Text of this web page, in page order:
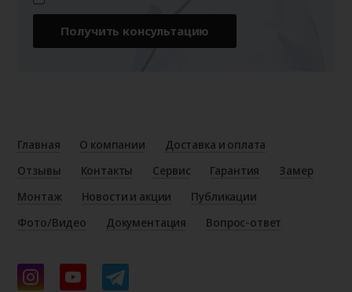
Получить консультацию
Главная О компании
Доставка и оплата
Отзывы
Контакты Сервис Гарантия
Замер
Монтаж
Новости и акции
Публикации
Фото/Видео
Документация Вопрос-ответ